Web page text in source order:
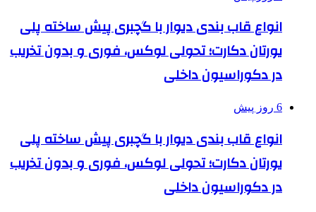
انواع قاب بندی دیوار با گچبری پیش ساخته پلی
یورتان دکارت؛ تحولی لوکس، فوری و بدون تخریب
در دکوراسیون داخلی
6 روز پیش
انواع قاب بندی دیوار با گچبری پیش ساخته پلی
یورتان دکارت؛ تحولی لوکس، فوری و بدون تخریب
در دکوراسیون داخلی